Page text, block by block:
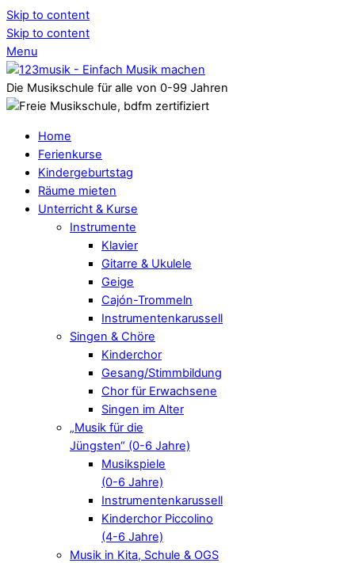
Skip to content
Skip to content
Menu
Die Musikschule für alle von 0-99 Jahren
Home
Ferienkurse
Kindergeburtstag
Räume mieten
Unterricht & Kurse
Instrumente
Klavier
Gitarre & Ukulele
Geige
Cajón-Trommeln
Instrumentenkarussell
Singen & Chöre
Kinderchor
Gesang/Stimmbildung
Chor für Erwachsene
Singen im Alter
„Musik für die
Jüngsten“ (0-6 Jahre)
Musikspiele
(0-6 Jahre)
Instrumentenkarussell
Kinderchor Piccolino
(4-6 Jahre)
Musik in Kita, Schule & OGS